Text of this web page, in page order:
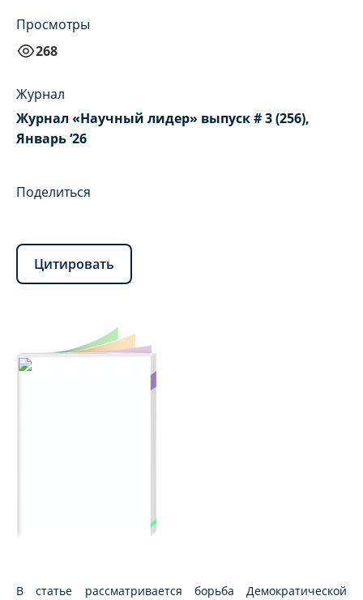
Просмотры
268
Журнал
Журнал «Научный лидер» выпуск # 3 (256),
Январь ‘26
Поделиться
Цитировать
В статье рассматривается борьба Демократической